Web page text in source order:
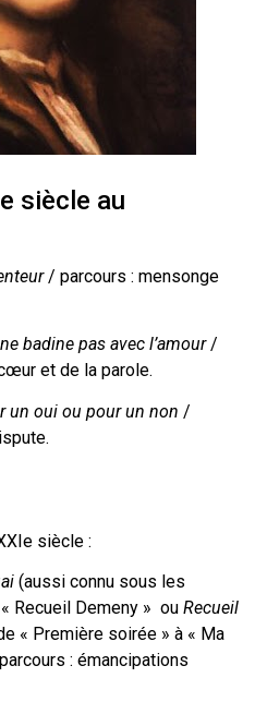
e siècle au
/ parcours : mensonge
badine pas avec l’amour/
et de la parole.
un oui ou pour un non /
e siècle :
(aussi connu sous les
« Recueil Demeny » ou Recueil
« Première soirée » à « Ma
: émancipations